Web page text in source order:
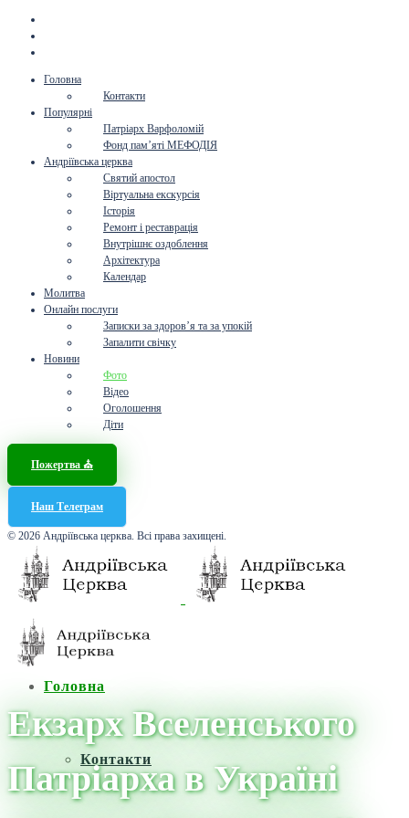
Головна
Контакти
Популярні
Патріарх Варфоломій
Фонд пам’яті МЕФОДІЯ
Андріївська церква
Святий апостол
Віртуальна екскурсія
Історія
Ремонт і реставрація
Внутрішнє оздоблення
Архітектура
Календар
Молитва
Онлайн послуги
Записки за здоров’я та за упокій
Запалити свічку
Новини
Фото
Відео
Оголошення
Діти
Пожертва ⛪️
Наш Телеграм
© 2026 Андріївська церква. Всі права захищені.
Головна
Контакти
Екзарх Вселенського
Патріарха в Україні